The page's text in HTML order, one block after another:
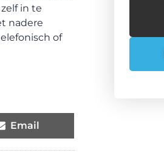
in te
nadere
of
Email